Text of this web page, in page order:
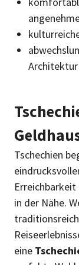
Architektur
Tschechien
in der Nähe.
eine